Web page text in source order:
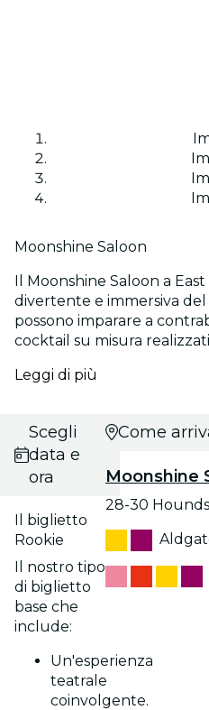
Moonshine Saloon
Il Moonshine Saloon a
divertente e immersiva del
possono imparare a
cocktail su misura
Leggi di più
Scegli
data e
ora
Il biglietto
Rookie
Il nostro tipo
di biglietto
base che
include:
Un'esperienza
teatrale
coinvolgente.
Come
Moonshine
28-30